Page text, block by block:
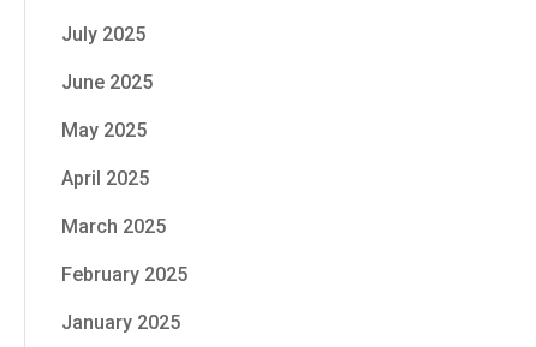
July 2025
June 2025
May 2025
April 2025
March 2025
February 2025
January 2025